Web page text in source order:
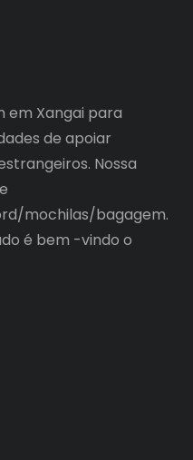
Xangai para
de apoiar
Nossa
mochilas/bagagem.
é bem -vindo o